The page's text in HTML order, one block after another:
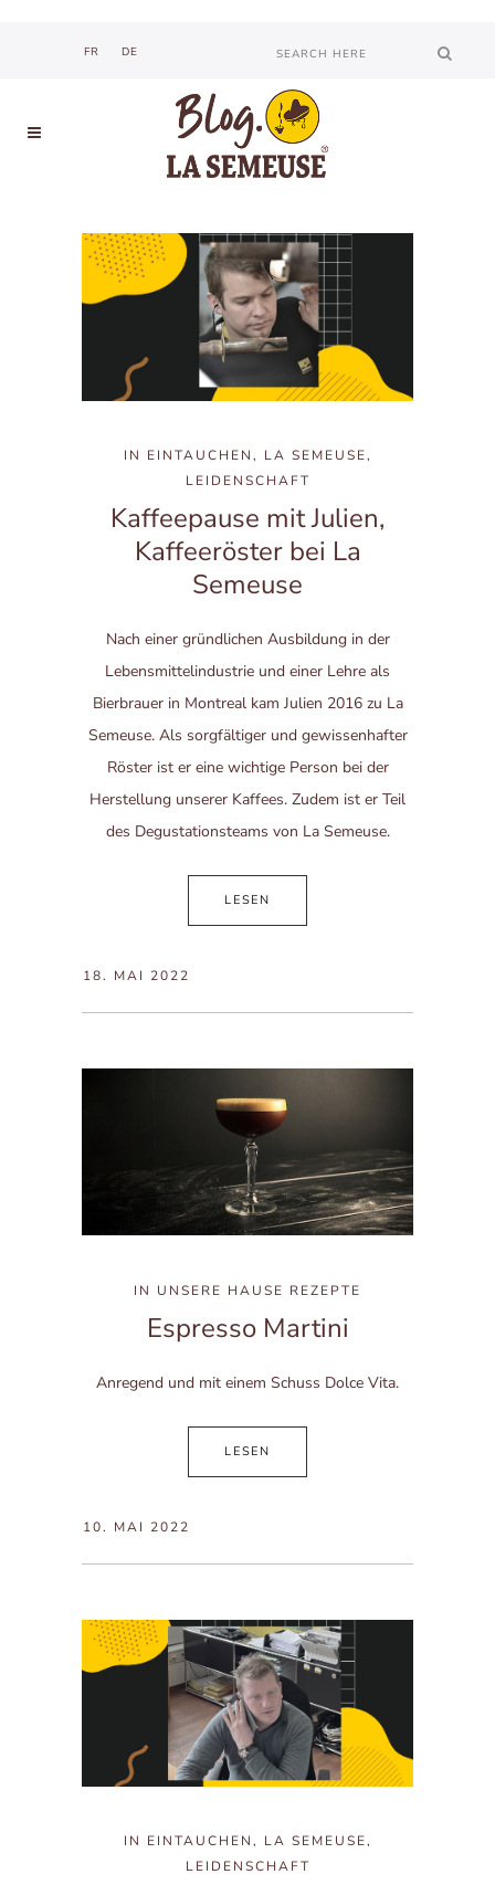
FR DE
IN EINTAUCHEN, LA SEMEUSE,
LEIDENSCHAFT
Kaffeepause mit Julien,
Kaffeeröster bei La
Semeuse
Nach einer gründlichen Ausbildung in der
Lebensmittelindustrie und einer Lehre als
Bierbrauer in Montreal kam Julien 2016 zu La
Semeuse. Als sorgfältiger und gewissenhafter
Röster ist er eine wichtige Person bei der
Herstellung unserer Kaffees. Zudem ist er Teil
des Degustationsteams von La Semeuse.
LESEN
18. MAI 2022
IN UNSERE HAUSE REZEPTE
Espresso Martini
Anregend und mit einem Schuss Dolce Vita.
LESEN
10. MAI 2022
IN EINTAUCHEN, LA SEMEUSE,
LEIDENSCHAFT